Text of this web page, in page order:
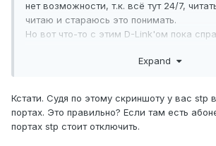
edge
eth1/0/25 designated forwarding
edge
нет возможности, т.к. всё тут 24/7,
читаю и стараюсь это понимать.
Но вот что-то с этим D-Link'ом пока
P2P, Non-Edge. Один фиг при активации
Expand
Кстати. Судя по этому скриншоту у вас stp
портах. Это правильно? Если там есть
портах stp стоит отключить.